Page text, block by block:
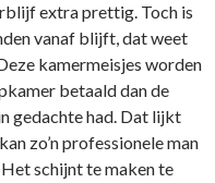
extra prettig. Toch is
vanaf blijft, dat weet
kamermeisjes worden
betaald dan de
gedachte had. Dat lijkt
zo’n professionele man
schijnt te maken te